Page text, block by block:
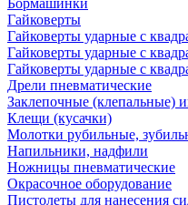
Бормашинки
Гайковерты
Гайковерты ударные с
Гайковерты ударные с
Гайковерты ударные с
Дрели пневматические
Заклепочные (клепальные)
Клещи (кусачки)
Молотки рубильные,
Напильники, надфили
Ножницы пневматические
Окрасочное оборудование
Пистолеты для нанесения